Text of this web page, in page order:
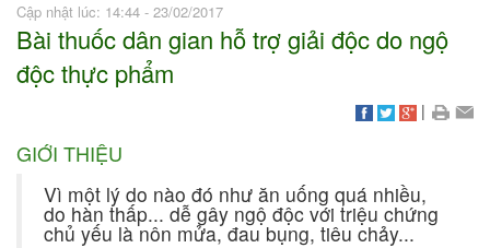
Cập nhật lúc: 14:44 - 23/02/2017
Bài thuốc dân gian hỗ trợ giải độc do ngộ
độc thực phẩm
|
GIỚI THIỆU
Vì một lý do nào đó như ăn uống quá nhiều,
do hàn thấp... dễ gây ngộ độc với triệu chứng
chủ yếu là nôn mửa, đau bụng, tiêu chảy...